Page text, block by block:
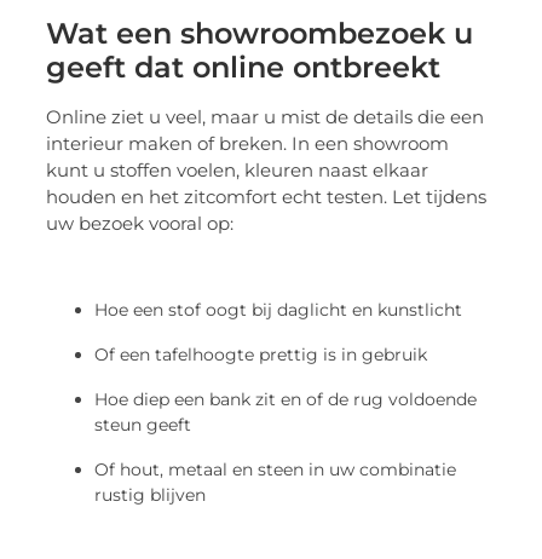
Wat een showroombezoek u
geeft dat online ontbreekt
Online ziet u veel, maar u mist de details die een
interieur maken of breken. In een showroom
kunt u stoffen voelen, kleuren naast elkaar
houden en het zitcomfort echt testen. Let tijdens
uw bezoek vooral op:
Hoe een stof oogt bij daglicht en kunstlicht
Of een tafelhoogte prettig is in gebruik
Hoe diep een bank zit en of de rug voldoende
steun geeft
Of hout, metaal en steen in uw combinatie
rustig blijven